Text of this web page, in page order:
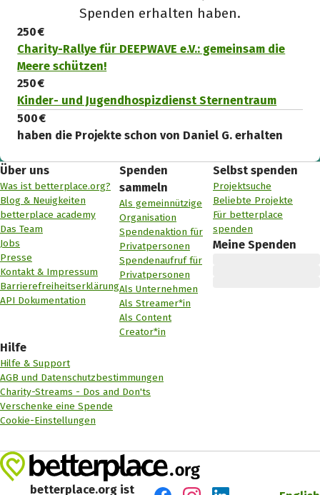
Spenden erhalten haben.
250 €
Charity-Rallye für DEEPWAVE e.V.: gemeinsam die
Meere schützen!
250 €
Kinder- und Jugendhospizdienst Sternentraum
500 €
haben die Projekte schon von Daniel G. erhalten
Über uns
Was ist betterplace.org?
Blog & Neuigkeiten
betterplace academy
Das Team
Jobs
Presse
Kontakt & Impressum
Barrierefreiheitserklärung
API Dokumentation
Spenden
sammeln
Als gemeinnützige
Organisation
Spendenaktion für
Privatpersonen
Spendenaufruf für
Privatpersonen
Als Unternehmen
Als Streamer*in
Als Content
Creator*in
Selbst spenden
Projektsuche
Beliebte Projekte
Für betterplace
spenden
Meine Spenden
Hilfe
Hilfe & Support
AGB und Datenschutzbestimmungen
Charity-Streams - Dos and Don'ts
Verschenke eine Spende
Cookie-Einstellungen
betterplace.org ist